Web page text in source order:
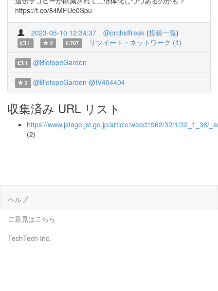
https://t.co/84MFUe0Spu
2023-05-10 12:34:37 @orchidfreak (投稿一覧)
1 2 0.707 リツイート・ネットワーク (1)
1 @BiotopeGarden
2 @BiotopeGarden @IV404404
収集済み URL リスト
https://www.jstage.jst.go.jp/article/weed1962/32/1/32_1_38/
(2)
ヘルプ
ご意見はこちら
TechTech Inc.